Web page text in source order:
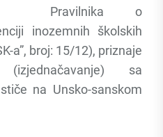
Pravilnika o
inozemnih školskih
a”, broj: 15/12), priznaje
sa
na Unsko-sanskom